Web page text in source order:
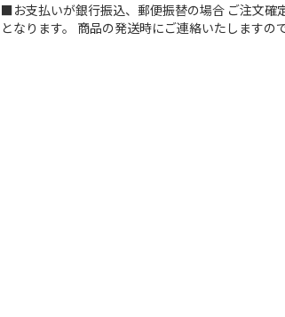
■お支払いが銀行振込、郵便振替の場合 ご注文確
となります。 商品の発送時にご連絡いたしますの